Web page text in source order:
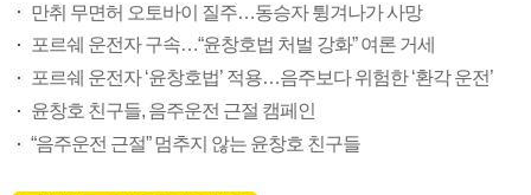
만취 무면허 오토바이 질주…동승자 튕겨나가 사망
포르쉐 운전자 구속…“윤창호법 처벌 강화” 여론 거세
포르쉐 운전자 ‘윤창호법’ 적용…음주보다 위험한 ‘환각 운전’
윤창호 친구들, 음주운전 근절 캠페인
“음주운전 근절” 멈추지 않는 윤창호 친구들